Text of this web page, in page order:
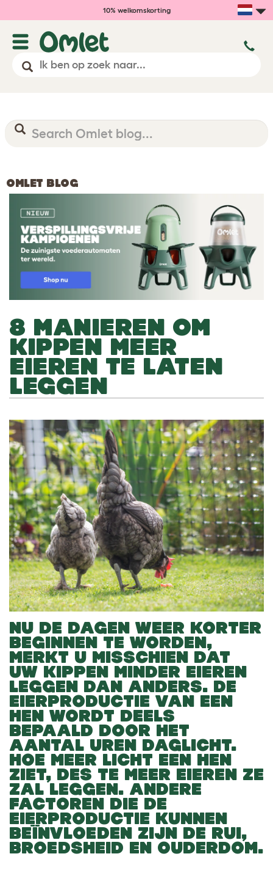
10% welkomskorting
OMLET BLOG
8 MANIEREN OM
KIPPEN MEER
EIEREN TE LATEN
LEGGEN
NU DE DAGEN WEER KORTER
BEGINNEN TE WORDEN,
MERKT U MISSCHIEN DAT
UW KIPPEN MINDER EIEREN
LEGGEN DAN ANDERS. DE
EIERPRODUCTIE VAN EEN
HEN WORDT DEELS
BEPAALD DOOR HET
AANTAL UREN DAGLICHT.
HOE MEER LICHT EEN HEN
ZIET, DES TE MEER EIEREN ZE
ZAL LEGGEN. ANDERE
FACTOREN DIE DE
EIERPRODUCTIE KUNNEN
BEÏNVLOEDEN ZIJN DE RUI,
BROEDSHEID EN OUDERDOM.